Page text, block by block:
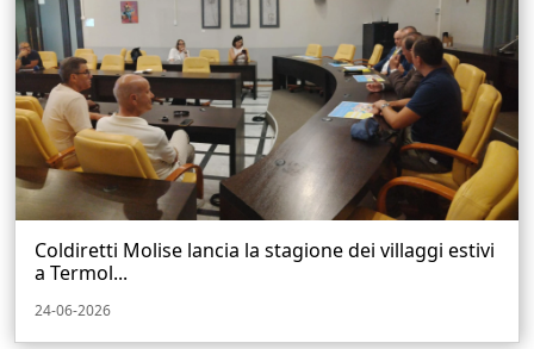
Coldiretti Molise lancia la stagione dei villaggi estivi
a Termol...
24-06-2026